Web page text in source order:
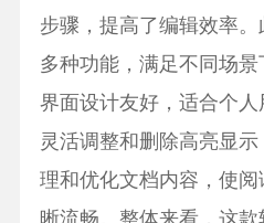
步骤，提高了编辑效率
多种功能，满足不同场景
界面设计友好，适合个
灵活调整和删除高亮显
理和优化文档内容，使